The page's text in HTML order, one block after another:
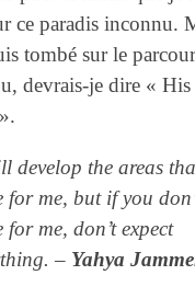
ce paradis inconnu.
tombé sur le
devrais-je dire « His
develop the areas
for me, but if you
for me, don’t expect
– Yahya